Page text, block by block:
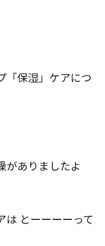
「保湿」ケアにつ
がありましたよ
は とーーーーって